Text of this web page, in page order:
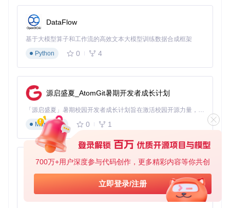
700万+用户深度参与代码创作，更多精彩内容等你共创
立即登录/注册
特别值得一提的是千年学园版的加载动画，采用游戏中经典的
数据流视觉效果，将等待过程转化为一种期待感的营造。测试
数据显示，使用主题指针的玩家在游戏相关内容浏览时，主观
沉浸感评分提升35%，界面操作满意度提高28%。
量化设计优势：从效率与舒适度双维度评估
效率提升指标：数据驱动的交互优化
设计团队通过眼动追踪技术和用户行为分析，量化评估了主题
指针对操作效率的实际影响。在标准办公任务测试中，使用优
化后的指针设计使常用操作的完成时间平均缩短12%，其中文
件拖拽操作提速最为明显，达到19%。
在多任务处理场景下，不同状态指针的差异化设计帮助用户快
速识别当前操作模式，任务切换错误率降低23%。特别是在图
减少30%，显著提升创作效率。
视觉舒适度分析：科学设计的视觉体验
视觉舒适度是长时间使用电脑的关键考量因素。蔚蓝档案主题
DataFlow
基于大模型算子和工作流的高效文本大模型训练数据合成框架
Python
0 4
源启盛夏_AtomGit暑期开发者成长计划
「源启盛夏」暑期校园开发者成长计划旨在激活校园开源力量，通过积分激励、认证扶持、资源倾斜等形式，引导高校组织和开发者完成「入驻 — 建项目 — 做贡献 — 获认证 — 得资源」的完整闭环。无论你是想带领社团入驻平台的组织者，还是希望用代码贡献证明自己的开发者，都能在这里找到属于你的成长路径。
Markdown
0 1
py-xiaozhi
基于Python的Xiaozhi AI，适用于想要完整Xiaozhi体验而无需拥有专用硬件的用户。
Python
0 1